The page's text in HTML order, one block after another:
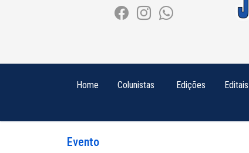
Home Colunistas Edições Editais
Evento